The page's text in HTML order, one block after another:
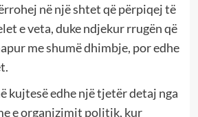
në një shtet që përpiqej të
e veta, duke ndjekur rrugën që
me shumë dhimbje, por edhe
kujtesë edhe një tjetër detaj nga
e organizimit politik, kur